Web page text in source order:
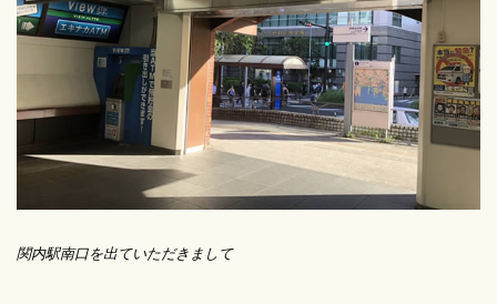
関内駅南口を出ていただきまして